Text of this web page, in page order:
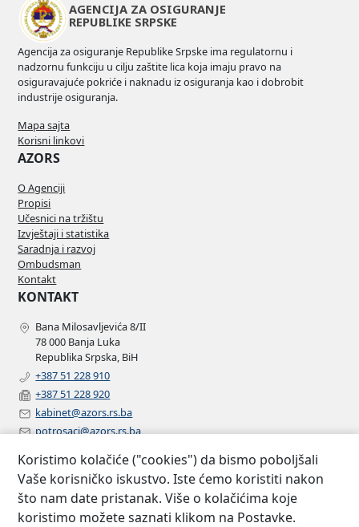
AGENCIJA ZA OSIGURANJE
REPUBLIKE SRPSKE
Agencija za osiguranje Republike Srpske ima regulatornu i
nadzornu funkciju u cilju zaštite lica koja imaju pravo na
osiguravajuće pokriće i naknadu iz osiguranja kao i dobrobit
industrije osiguranja.
Mapa sajta
Korisni linkovi
AZORS
O Agenciji
Propisi
Učesnici na tržištu
Izvještaji i statistika
Saradnja i razvoj
Ombudsman
Kontakt
KONTAKT
Bana Milosavljevića 8/II
78 000 Banja Luka
Republika Srpska, BiH
+387 51 228 910
+387 51 228 920
kabinet@azors.rs.ba
potrosaci@azors.rs.ba
PRATITE NAS
Facebook
Instagram
Koristimo kolačiće ("cookies") da bismo poboljšali
Vaše korisničko iskustvo. Iste ćemo koristiti nakon
što nam date pristanak. Više o kolačićima koje
koristimo možete saznati klikom na Postavke.